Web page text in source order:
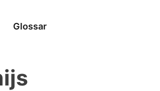
Glossar